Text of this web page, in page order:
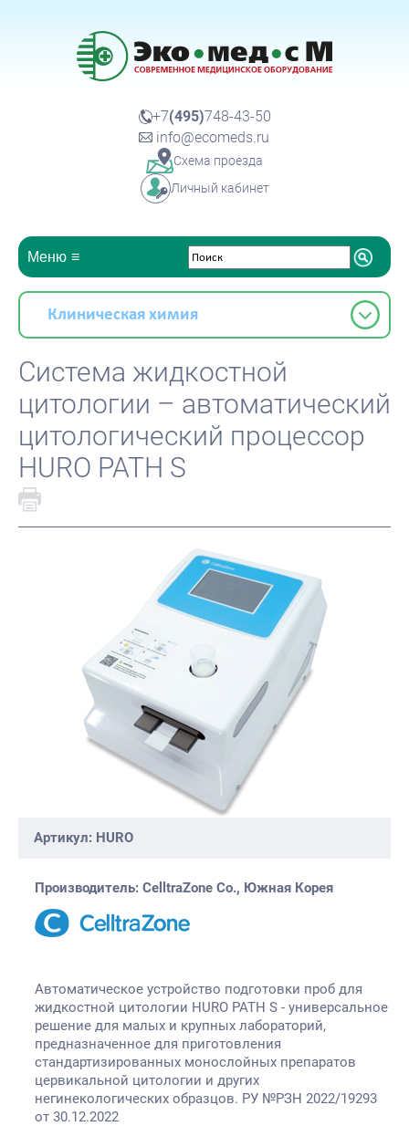
+7(495)748-43-50
info@ecomeds.ru
Схема проезда
Личный кабинет
Меню
Клиническая химия
Система жидкостной
цитологии – автоматический
цитологический процессор
HURO PATH S
Артикул: HURO
Производитель: CelltraZone Co., Южная Корея
Автоматическое устройство подготовки проб для
жидкостной цитологии HURO PATH S - универсальное
решение для малых и крупных лабораторий,
предназначенное для приготовления
стандартизированных монослойных препаратов
цервикальной цитологии и других
негинекологических образцов. РУ №РЗН 2022/19293
от 30.12.2022